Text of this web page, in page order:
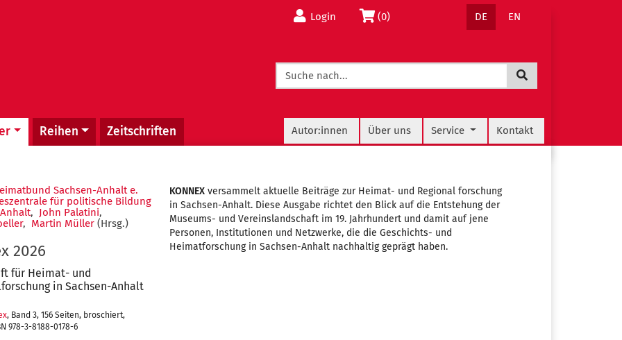
Login Warenkorb
(0) Sprachnavigation
DE EN
Reihen Zeitschriften Metanavigation
Autor:innen Über uns Service Kontakt
Sachsen-Anhalt e.
für politische Bildung
, John Palatini,
, Martin Müller (Hrsg.)
2026
für Heimat- und
in Sachsen-Anhalt
, Band 3, 156 Seiten, broschiert,
978-3-8188-0178-6
KONNEX versammelt aktuelle Beiträge zur Heimat- und Regional forschung
in Sachsen-Anhalt. Diese Ausgabe richtet den Blick auf die Entstehung der
Museums- und Vereinslandschaft im 19. Jahrhundert und damit auf jene
Personen, Institutionen und Netzwerke, die die Geschichts- und
Heimatforschung in Sachsen-Anhalt nachhaltig geprägt haben.